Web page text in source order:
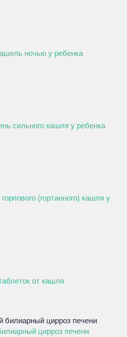
ночью у ребенка
сильного кашля у ребенка
(гортанного) кашля у
от кашля
цирроз печени